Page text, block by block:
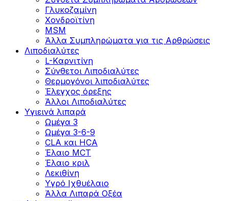
Γλυκοζαμίνη
Χονδροϊτίνη
MSM
Άλλα Συμπληρώματα για τις Αρθρώσεις
Λιποδιαλύτες
L-Kαρνιτίνη
Σύνθετοι Λιποδιαλύτες
Θερμογόνοι λιποδιαλύτες
Έλεγχος όρεξης
Άλλοι Λιποδιαλύτες
Υγιεινά λιπαρά
Ωμέγα 3
Ωμέγα 3-6-9
CLA και HCA
Έλαιο MCT
Έλαιο κριλ
Λεκιθίνη
Υγρό Ιχθυέλαιο
Άλλα Λιπαρά Οξέα